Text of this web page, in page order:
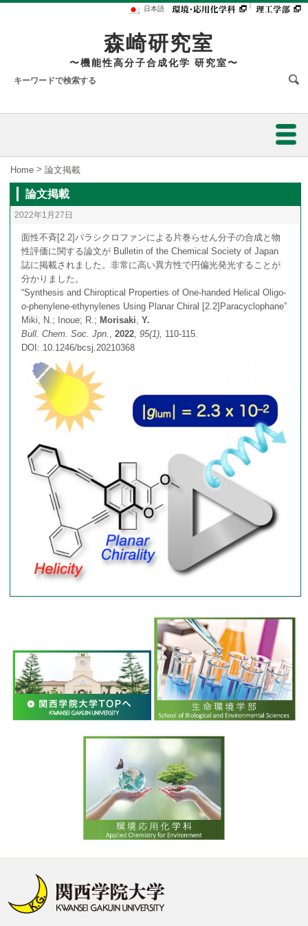
日本語
｜
森崎研究室
〜機能性高分子合成化学 研究室〜
円偏光発光材料の開発：面性不斉シクロファンが拓く材料化学
円偏光リン光発光材料の開発と基礎理論の構築
π電子系積層分子の合成
光学活性環状化合物の合成
研究業績
発表論文
総説・Book Chapter・著書 etc…
スタッフ
教授
助教
メンバー
連絡先・アクセス
Home > 論文掲載
論文掲載
2022年1月27日
面性不斉[2.2]パラシクロファンによる片巻らせん分子の合成と物
性評価に関する論文が Bulletin of the Chemical Society of Japan
誌に掲載されました。非常に高い異方性で円偏光発光することが
分かりました。
“Synthesis and Chiroptical Properties of One-handed Helical Oligo-
o-phenylene-ethynylenes Using Planar Chiral [2.2]Paracyclophane”
Miki, N.; Inoue; R.; Morisaki,Y.
Bull. Chem. Soc. Jpn. ,2022,95(1), 110-115.
DOI: 10.1246/bcsj.20210368